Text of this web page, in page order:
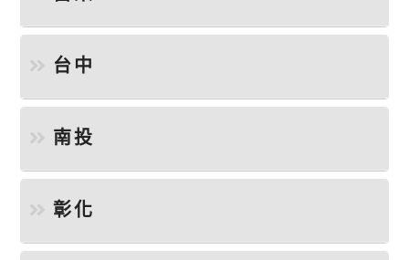
台中
南投
彰化